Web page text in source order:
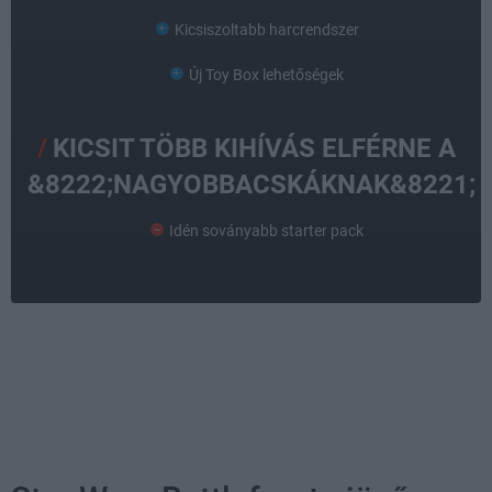
Kicsiszoltabb harcrendszer
Új Toy Box lehetőségek
KICSIT TÖBB KIHÍVÁS ELFÉRNE A
&8222;NAGYOBBACSKÁKNAK&8221;
Idén soványabb starter pack